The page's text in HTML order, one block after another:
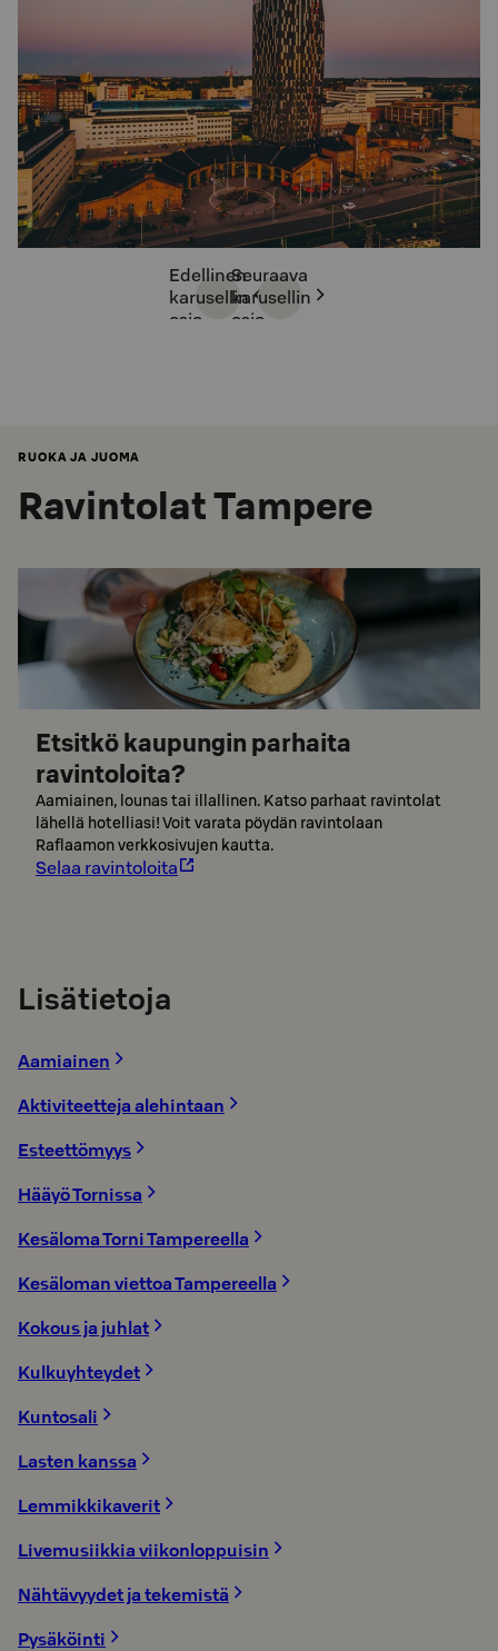
Edellinen
karusellin
osio
Seuraava
karusellin
osio
RUOKA JA JUOMA
Ravintolat Tampere
Etsitkö kaupungin parhaita
ravintoloita?
Aamiainen, lounas tai illallinen. Katso parhaat ravintolat
lähellä hotelliasi! Voit varata pöydän ravintolaan
Raflaamon verkkosivujen kautta.
Selaa ravintoloita
Lisätietoja
Aamiainen
Aktiviteetteja alehintaan
Esteettömyys
Hääyö Tornissa
Kesäloma Torni Tampereella
Kesäloman viettoa Tampereella
Kokous ja juhlat
Kulkuyhteydet
Kuntosali
Lasten kanssa
Lemmikkikaverit
Livemusiikkia viikonloppuisin
Nähtävyydet ja tekemistä
Pysäköinti